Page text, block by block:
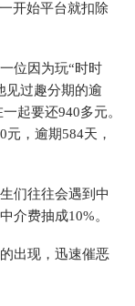
开始平台就扣除
位因为玩“时时
见过趣分期的逾
起要还940多元。
，逾期584天，
们往往会遇到中
介费抽成10%。
出现，迅速催恶